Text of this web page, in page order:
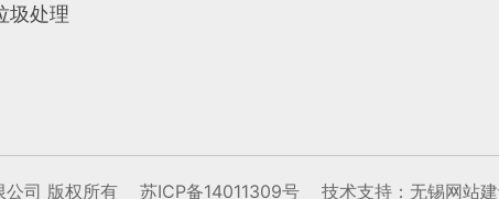
圾处理
司 版权所有 苏ICP备14011309号 技术支持： 无锡网站